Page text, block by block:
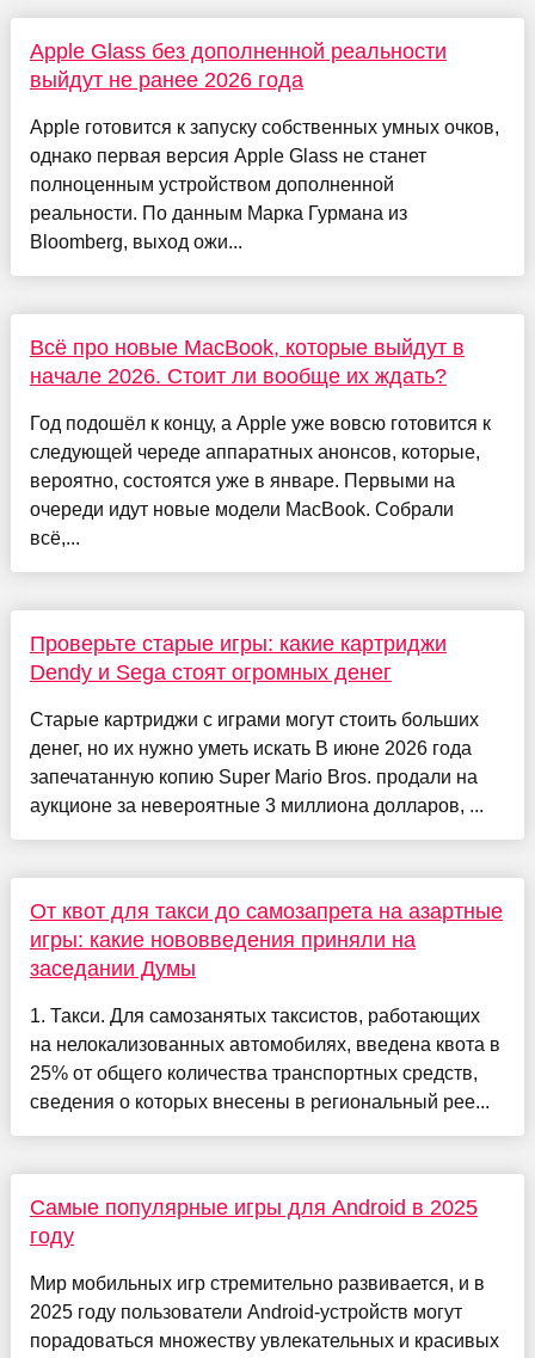
Apple Glass без дополненной реальности
выйдут не ранее 2026 года
Apple готовится к запуску собственных умных очков,
однако первая версия Apple Glass не станет
полноценным устройством дополненной
реальности. По данным Марка Гурмана из
Bloomberg, выход ожи...
Всё про новые MacBook, которые выйдут в
начале 2026. Стоит ли вообще их ждать?
Год подошёл к концу, а Apple уже вовсю готовится к
следующей череде аппаратных анонсов, которые,
вероятно, состоятся уже в январе. Первыми на
очереди идут новые модели MacBook. Собрали
всё,...
Проверьте старые игры: какие картриджи
Dendy и Sega стоят огромных денег
Старые картриджи с играми могут стоить больших
денег, но их нужно уметь искать В июне 2026 года
запечатанную копию Super Mario Bros. продали на
аукционе за невероятные 3 миллиона долларов, ...
От квот для такси до самозапрета на азартные
игры: какие нововведения приняли на
заседании Думы
1. Такси. Для самозанятых таксистов, работающих
на нелокализованных автомобилях, введена квота в
25% от общего количества транспортных средств,
сведения о которых внесены в региональный рее...
Самые популярные игры для Android в 2025
году
Мир мобильных игр стремительно развивается, и в
2025 году пользователи Android-устройств могут
порадоваться множеству увлекательных и красивых